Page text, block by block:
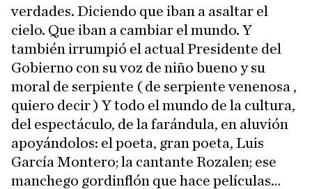
verdades. Diciendo que iban a asaltar el
cielo. Que iban a cambiar el mundo. Y
también irrumpió el actual Presidente del
Gobierno con su voz de niño bueno y su
moral de serpiente ( de serpiente venenosa ,
quiero decir ) Y todo el mundo de la cultura,
del espectáculo, de la farándula, en aluvión
apoyándolos: el poeta, gran poeta, Luis
García Montero; la cantante Rozalen; ese
manchego gordinflón que hace películas…